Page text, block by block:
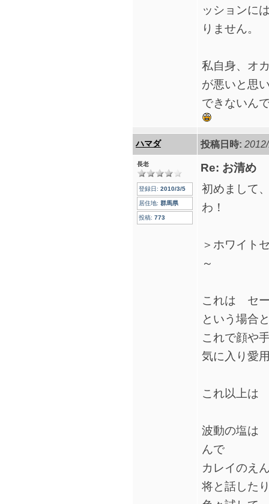
ッションに
りません。
私自身、オ
が悪いと思
できないん
ハマダ 投稿日時:
長老
登録日: 2010/3/5
居住地: 群馬県
投稿: 773
Re: お清め
初めまして
わ！
＞ホワイト
～
これは セ
という場合
これで顔や
気に入り愛
これ以上は
波動の塩は
んで
カレイのえ
将と話した